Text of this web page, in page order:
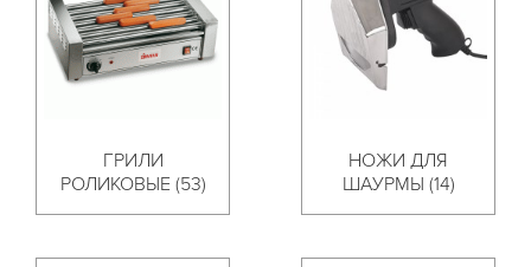
ГРИЛИ
РОЛИКОВЫЕ (53)
НОЖИ ДЛЯ
ШАУРМЫ (14)